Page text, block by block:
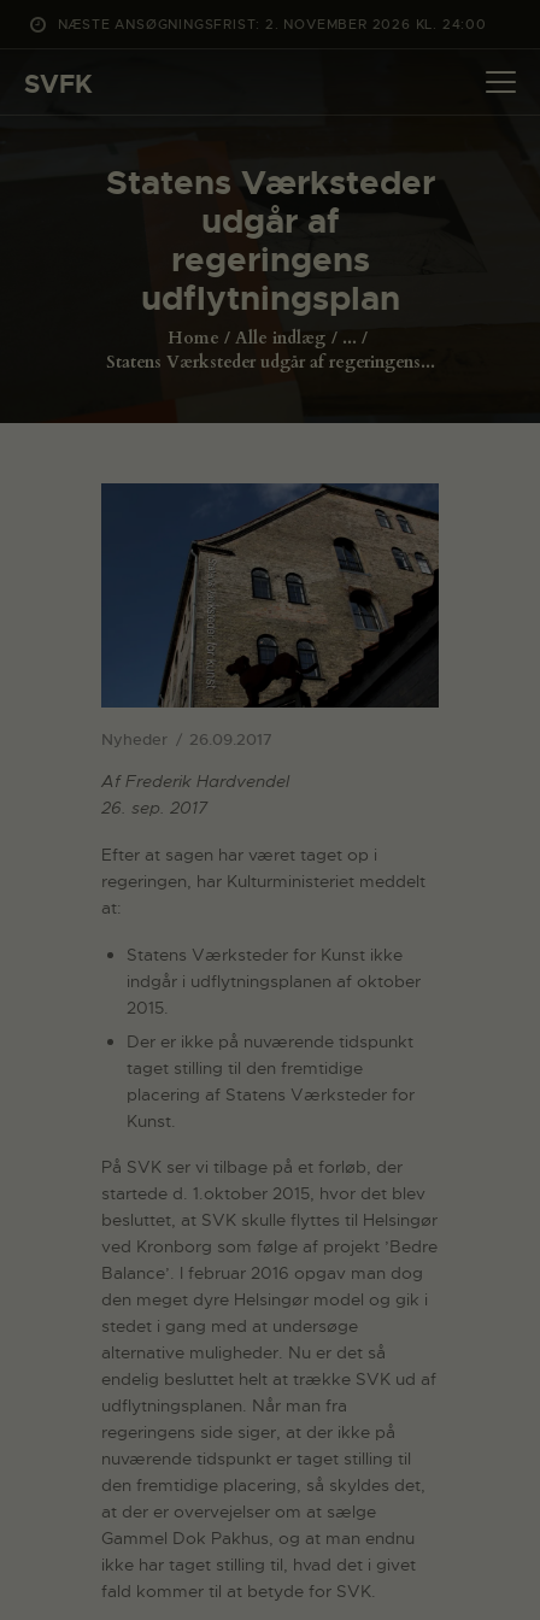
NÆSTE ANSØGNINGSFRIST: 2. NOVEMBER 2026 KL. 24:00
SVFK
Statens Værksteder
udgår af
regeringens
udflytningsplan
Home Alle indlæg
...
Statens Værksteder udgår af regeringens...
DET SKER
PROJEKTER
ANSØG
OM SVFK
ENGLISH
Nyheder 26.09.2017
Af Frederik Hardvendel
26. sep. 2017
Efter at sagen har været taget op i
regeringen, har Kulturministeriet meddelt
at:
Statens Værksteder for Kunst ikke
indgår i udflytningsplanen af oktober
2015.
Der er ikke på nuværende tidspunkt
taget stilling til den fremtidige
placering af Statens Værksteder for
Kunst.
På SVK ser vi tilbage på et forløb, der
startede d. 1.oktober 2015, hvor det blev
besluttet, at SVK skulle flyttes til Helsingør
ved Kronborg som følge af projekt ’Bedre
Balance’. I februar 2016 opgav man dog
den meget dyre Helsingør model og gik i
stedet i gang med at undersøge
alternative muligheder. Nu er det så
endelig besluttet helt at trække SVK ud af
udflytningsplanen. Når man fra
regeringens side siger, at der ikke på
nuværende tidspunkt er taget stilling til
den fremtidige placering, så skyldes det,
at der er overvejelser om at sælge
Gammel Dok Pakhus, og at man endnu
ikke har taget stilling til, hvad det i givet
fald kommer til at betyde for SVK.